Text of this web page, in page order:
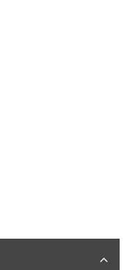
